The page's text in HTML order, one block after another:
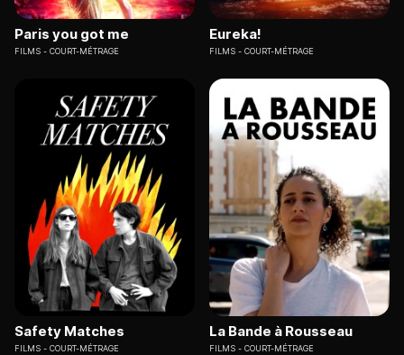
Paris you got me
FILMS COURT-MÉTRAGE
Eureka!
FILMS COURT-MÉTRAGE
Safety Matches
FILMS COURT-MÉTRAGE
La Bande à Rousseau
FILMS COURT-MÉTRAGE